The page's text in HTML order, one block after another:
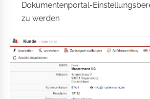
Dokumentenportal-
zu werden